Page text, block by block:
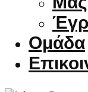
Ομάδα